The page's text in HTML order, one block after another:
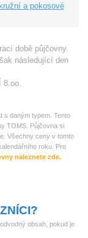
a pokosové
době půjčovny.
následující den
s daným typem. Tento
TOMS. Půjčovna si
Všechny ceny v tomto
roku. Pro
naleznete zde.
obsah, pokud je